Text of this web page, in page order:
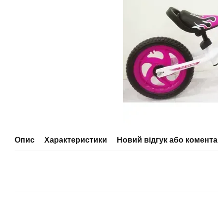
Опис Характеристики Новий відгук або